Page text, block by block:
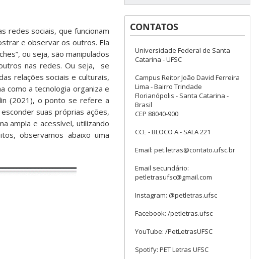
redes sociais, que funcionam
e observar os outros. Ela
ou seja, são manipulados
nas redes. Ou seja, se
relações sociais e culturais,
como a tecnologia organiza e
(2021), o ponto se refere a
suas próprias ações,
ampla e acessível, utilizando
observamos abaixo uma
CONTATOS
Universidade Federal de Santa
Catarina - UFSC
Campus Reitor João David Ferreira
Lima - Bairro Trindade
Florianópolis - Santa Catarina -
Brasil
CEP 88040-900
CCE - BLOCO A - SALA 221
Email: pet.letras@contato.ufsc.br
Email secundário:
petletrasufsc@gmail.com
Instagram: @petletras.ufsc
Facebook: /petletras.ufsc
YouTube: /PetLetrasUFSC
Spotify: PET Letras UFSC